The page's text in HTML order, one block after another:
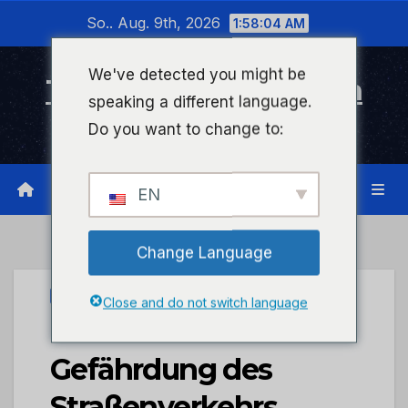
wechseln
So.. Aug. 9th, 2026 1:58:04 AM
Timeline Bad Kreuznach
Infonetzwerk für Bad Kreuznach
UNCATEGORIZED
POL-PDMT:
Gefährdung des
We've detected you might be
speaking a different language.
Do you want to change to:
EN
Change Language
Close and do not switch language